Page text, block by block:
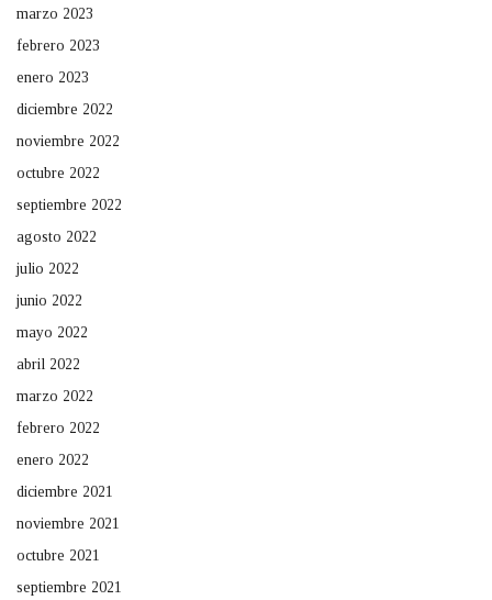
marzo 2023
febrero 2023
enero 2023
diciembre 2022
noviembre 2022
octubre 2022
septiembre 2022
agosto 2022
julio 2022
junio 2022
mayo 2022
abril 2022
marzo 2022
febrero 2022
enero 2022
diciembre 2021
noviembre 2021
octubre 2021
septiembre 2021